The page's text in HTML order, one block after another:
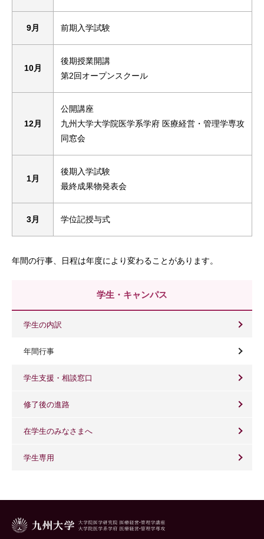
9月 前期入学試験
10月
後期授業開講
第2回オープンスクール
12月
公開講座
九州大学大学院医学系学府 医療経営・管理学専攻
同窓会
1月
後期入学試験
最終成果物発表会
3月 学位記授与式
年間の行事、日程は年度により変わることがあります。
学生・キャンパス
学生の内訳
年間行事
学生支援・相談窓口
修了後の進路
在学生のみなさまへ
学生専用